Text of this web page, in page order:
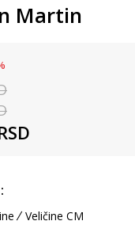
Martin
Veličine CM